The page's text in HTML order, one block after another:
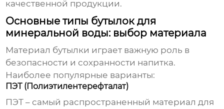
качественной продукции.
Основные типы бутылок для
минеральной воды: выбор материала
Материал бутылки играет важную роль в
безопасности и сохранности напитка.
Наиболее популярные варианты:
ПЭТ (Полиэтилентерефталат)
ПЭТ – самый распространенный материал для